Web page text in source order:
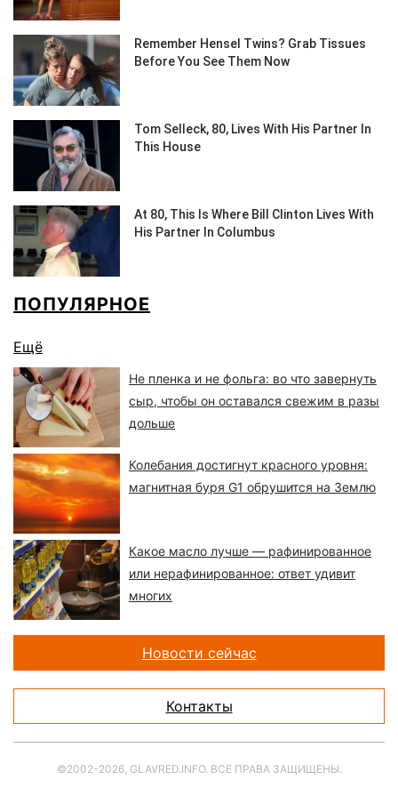
ПОПУЛЯРНОЕ
Ещё
Не пленка и не фольга: во что завернуть
сыр, чтобы он оставался свежим в разы
дольше
Колебания достигнут красного уровня:
магнитная буря G1 обрушится на Землю
Какое масло лучше — рафинированное
или нерафинированное: ответ удивит
многих
Новости сейчас
Контакты
©2002-2026, GLAVRED.INFO. ВСЕ ПРАВА ЗАЩИЩЕНЫ.